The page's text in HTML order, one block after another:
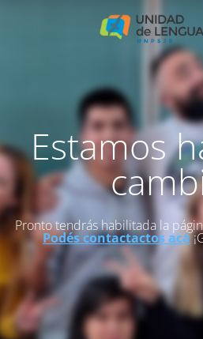
Estamos
Pronto tendrás habilitada la
Podés contactactos acá